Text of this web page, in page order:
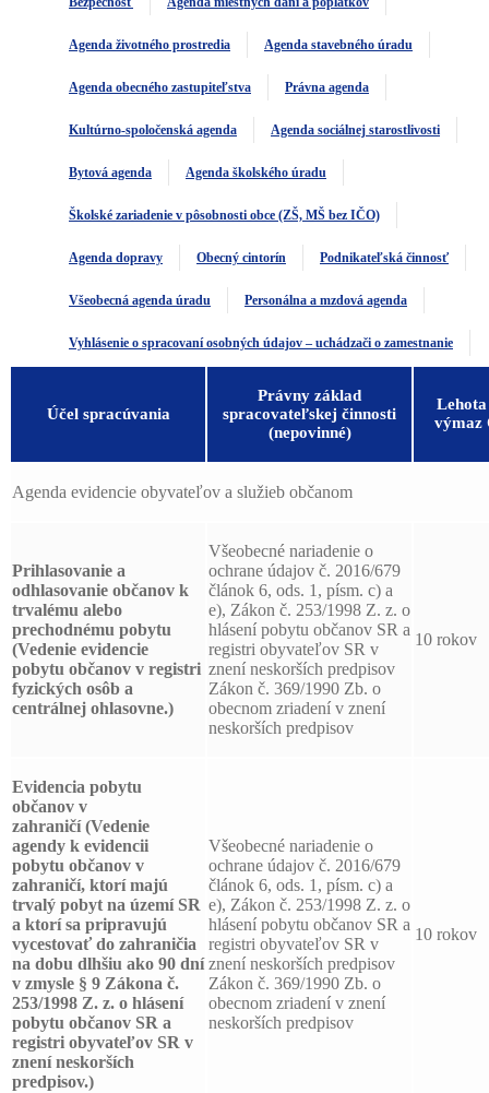
Agenda životného prostredia Agenda stavebného úradu
Agenda obecného zastupiteľstva Právna agenda
Kultúrno-spoločenská agenda Agenda sociálnej starostlivosti
Bytová agenda Agenda školského úradu
Školské zariadenie v pôsobnosti obce (ZŠ, MŠ bez IČO)
Agenda dopravy Obecný cintorín Podnikateľská činnosť
Všeobecná agenda úradu Personálna a mzdová agenda
Vyhlásenie o spracovaní osobných údajov – uchádzači o zamestnanie
Účel spracúvania
Právny základ
spracovateľskej činnosti
(nepovinné)
výmaz
Agenda evidencie obyvateľov a služieb občanom
Prihlasovanie a
odhlasovanie občanov k
trvalému alebo
prechodnému pobytu
(Vedenie evidencie
pobytu občanov v registri
fyzických osôb a
centrálnej ohlasovne.)
Všeobecné nariadenie o
ochrane údajov č. 2016/679
článok 6, ods. 1, písm. c) a
e), Zákon č. 253/1998 Z. z. o
hlásení pobytu občanov SR a
registri obyvateľov SR v
znení neskorších predpisov
Zákon č. 369/1990 Zb. o
obecnom zriadení v znení
neskorších predpisov
10 rokov
Evidencia pobytu
občanov v
zahraničí(Vedenie
agendy k evidencii
pobytu občanov v
zahraničí, ktorí majú
trvalý pobyt na území SR
a ktorí sa pripravujú
vycestovať do zahraničia
na dobu dlhšiu ako 90 dní
v zmysle § 9 Zákona č.
253/1998 Z. z. o hlásení
pobytu občanov SR a
registri obyvateľov SR v
znení neskorších
predpisov.)
Všeobecné nariadenie o
ochrane údajov č. 2016/679
článok 6, ods. 1, písm. c) a
e), Zákon č. 253/1998 Z. z. o
hlásení pobytu občanov SR a
registri obyvateľov SR v
znení neskorších predpisov
Zákon č. 369/1990 Zb. o
obecnom zriadení v znení
neskorších predpisov
10 rokov